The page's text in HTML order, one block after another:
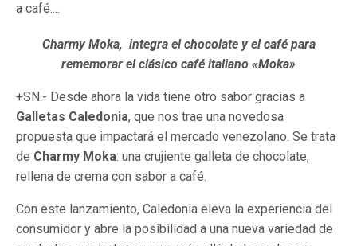
a café....
Charmy Moka, integra el chocolate y el café para
rememorar el clásico café italiano «Moka»
+SN.- Desde ahora la vida tiene otro sabor gracias a
Galletas Caledonia, que nos trae una novedosa
propuesta que impactará el mercado venezolano. Se trata
de Charmy Moka: una crujiente galleta de chocolate,
rellena de crema con sabor a café.
Con este lanzamiento, Caledonia eleva la experiencia del
consumidor y abre la posibilidad a una nueva variedad de